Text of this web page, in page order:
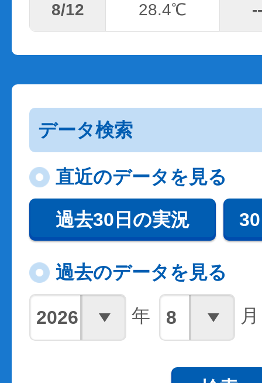
8/12 28.4℃ --
データ検索
直近のデータを見る
過去30日の実況
過去のデータを見る
年 月